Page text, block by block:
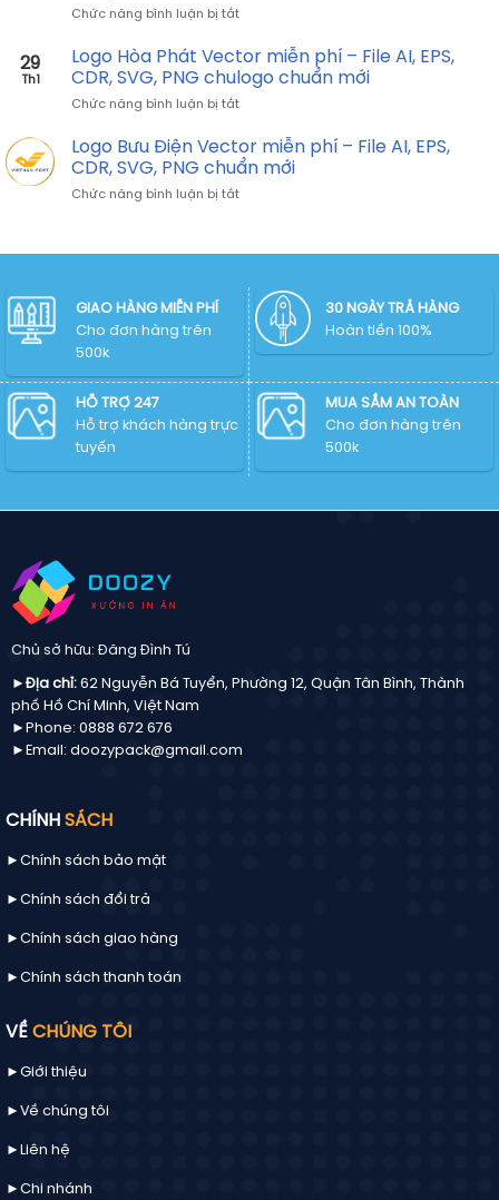
CDR,
PNG
chuẩn
miễn
–
File
EPS,
SVG,
PNG
Chức năng bình luận bị tắtở
EVN
Vector
miễn
phí
File
AI,
CDR,
29
Th1
Logo Hòa Phát Vector miễn phí – File AI, EPS,
CDR, SVG, PNG chulogo chuẩn mới
Chức năng bình luận bị tắtở
Hòa
Phát
miễn
File
EPS,
CDR,
SVG,
PNG
chulogo
chuẩn
mới
Logo Bưu Điện Vector miễn phí – File AI, EPS,
CDR, SVG, PNG chuẩn mới
Chức năng bình luận bị tắtở
miễn
phí
File
AI,
EPS,
CDR,
SVG,
PNG
chuẩn
mới
GIAO HÀNG MIỄN PHÍ
Cho đơn hàng trên
500k
30 NGÀY TRẢ HÀNG
Hoàn tiền 100%
HỖ TRỢ 247
Hỗ trợ khách hàng trực
tuyến
MUA SẮM AN TOÀN
Cho đơn hàng trên
500k
Chủ sở hữu: Đăng Đình Tú
►Địa chỉ: 62 Nguyễn Bá Tuyển, Phường 12, Quận Tân Bình, Thành
phố Hồ Chí Minh, Việt Nam
►Phone: 0888 672 676
►Email: doozypack@gmail.com
CHÍNH SÁCH
►Chính sách bảo mật
►Chính sách đổi trả
►Chính sách giao hàng
►Chính sách thanh toán
VỀ CHÚNG TÔI
►Giới thiệu
►Về chúng tôi
► Liên hệ
►Chi nhánh